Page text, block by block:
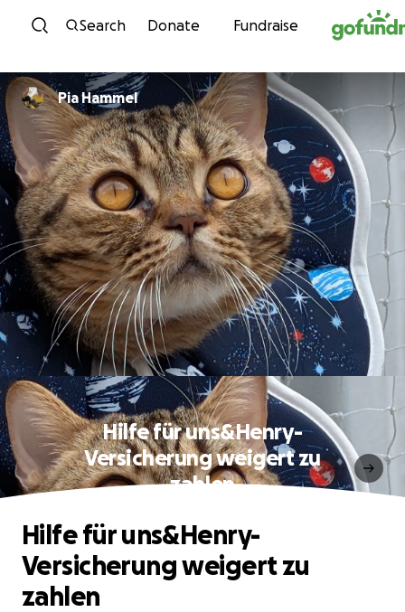
Skip to content
Search Donate Fundraise
Pia Hammel
Hilfe für uns&Henry-
Versicherung weigert zu
zahlen
Hilfe für uns&Henry-
Versicherung weigert zu
zahlen